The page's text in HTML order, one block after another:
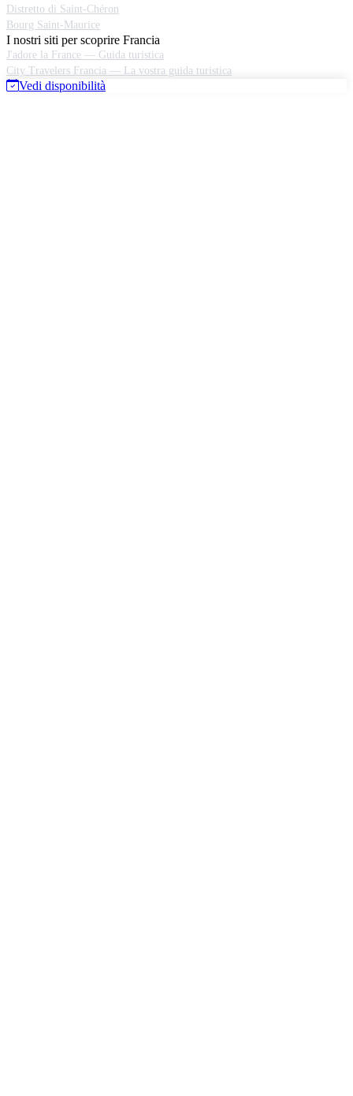
Distretto di Saint-Chéron
Bourg Saint-Maurice
I nostri siti per scoprire Francia
J'adore la France — Guida turistica
City Travelers Francia — La vostra guida turistica
Vedi disponibilità